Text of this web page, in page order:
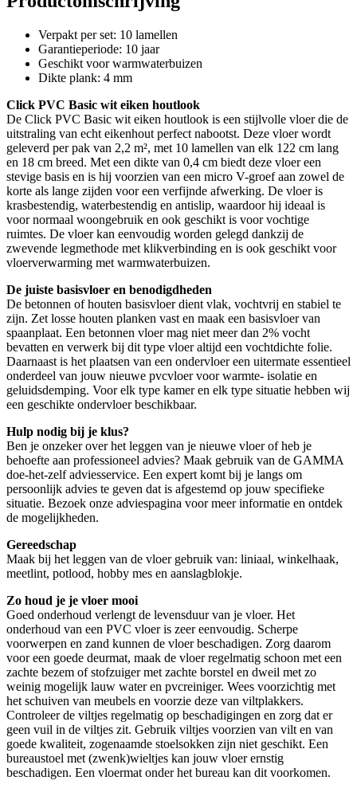
Verpakt per set: 10 lamellen
Garantieperiode: 10 jaar
Geschikt voor warmwaterbuizen
Dikte plank: 4 mm
Click PVC Basic wit eiken houtlook
De Click PVC Basic wit eiken houtlook is een stijlvolle vloer die de
uitstraling van echt eikenhout perfect nabootst. Deze vloer wordt
geleverd per pak van 2,2 m², met 10 lamellen van elk 122 cm lang
en 18 cm breed. Met een dikte van 0,4 cm biedt deze vloer een
stevige basis en is hij voorzien van een micro V-groef aan zowel de
korte als lange zijden voor een verfijnde afwerking. De vloer is
krasbestendig, waterbestendig en antislip, waardoor hij ideaal is
voor normaal woongebruik en ook geschikt is voor vochtige
ruimtes. De vloer kan eenvoudig worden gelegd dankzij de
zwevende legmethode met klikverbinding en is ook geschikt voor
vloerverwarming met warmwaterbuizen.
De juiste basisvloer en benodigdheden
De betonnen of houten basisvloer dient vlak, vochtvrij en stabiel te
zijn. Zet losse houten planken vast en maak een basisvloer van
spaanplaat. Een betonnen vloer mag niet meer dan 2% vocht
bevatten en verwerk bij dit type vloer altijd een vochtdichte folie.
Daarnaast is het plaatsen van een ondervloer een uitermate essentieel
onderdeel van jouw nieuwe pvcvloer voor warmte- isolatie en
geluidsdemping. Voor elk type kamer en elk type situatie hebben wij
een geschikte ondervloer beschikbaar.
Hulp nodig bij je klus?
Ben je onzeker over het leggen van je nieuwe vloer of heb je
behoefte aan professioneel advies? Maak gebruik van de GAMMA
doe-het-zelf adviesservice. Een expert komt bij je langs om
persoonlijk advies te geven dat is afgestemd op jouw specifieke
situatie. Bezoek onze adviespagina voor meer informatie en ontdek
de mogelijkheden.
Gereedschap
Maak bij het leggen van de vloer gebruik van: liniaal, winkelhaak,
meetlint, potlood, hobby mes en aanslagblokje.
Zo houd je je vloer mooi
Goed onderhoud verlengt de levensduur van je vloer. Het
onderhoud van een PVC vloer is zeer eenvoudig. Scherpe
voorwerpen en zand kunnen de vloer beschadigen. Zorg daarom
voor een goede deurmat, maak de vloer regelmatig schoon met een
zachte bezem of stofzuiger met zachte borstel en dweil met zo
weinig mogelijk lauw water en pvcreiniger. Wees voorzichtig met
het schuiven van meubels en voorzie deze van viltplakkers.
Controleer de viltjes regelmatig op beschadigingen en zorg dat er
geen vuil in de viltjes zit. Gebruik viltjes voorzien van vilt en van
goede kwaliteit, zogenaamde stoelsokken zijn niet geschikt. Een
bureaustoel met (zwenk)wieltjes kan jouw vloer ernstig
beschadigen. Een vloermat onder het bureau kan dit voorkomen.